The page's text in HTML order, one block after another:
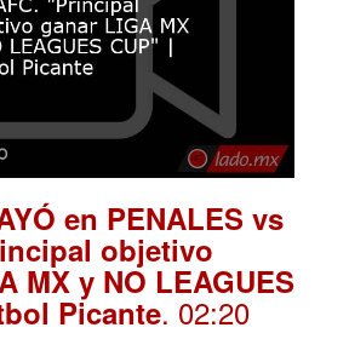
en PENALES vs
objetivo
MX y NO LEAGUES
Picante. 02:20